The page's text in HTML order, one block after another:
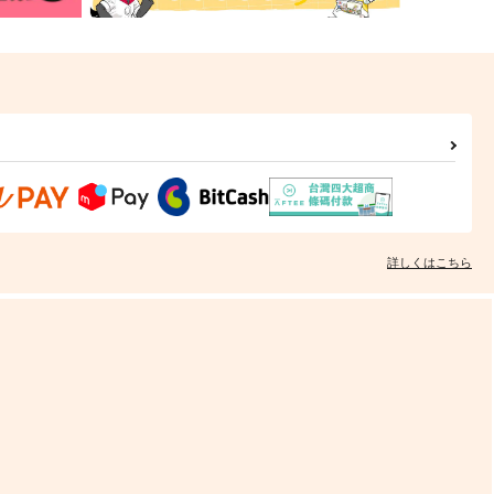
詳しくはこちら